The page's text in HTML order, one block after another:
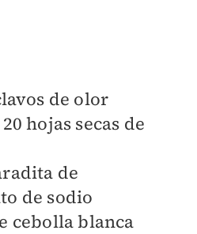
de olor
hojas secas de
de
de sodio
cebolla blanca